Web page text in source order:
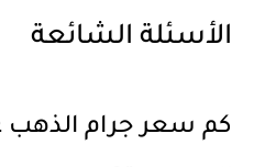
الأسئلة الشائعة